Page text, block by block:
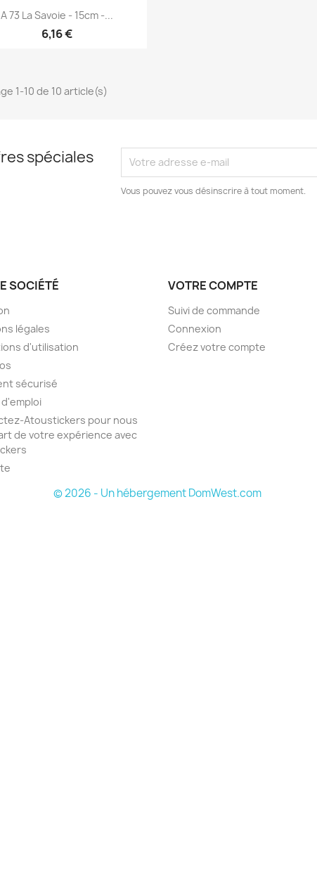
 Aperçu rapide
A 73 La Savoie - 15cm -...
6,16 €
1-10 de 10 article(s)
spéciales
Vous pouvez vous désinscrire à tout moment.
SOCIÉTÉ
légales
d'utilisation
sécurisé
Atoustickers pour nous
de votre expérience avec
VOTRE COMPTE
Suivi de commande
Connexion
Créez votre compte
© 2026 - Un hébergement DomWest.com